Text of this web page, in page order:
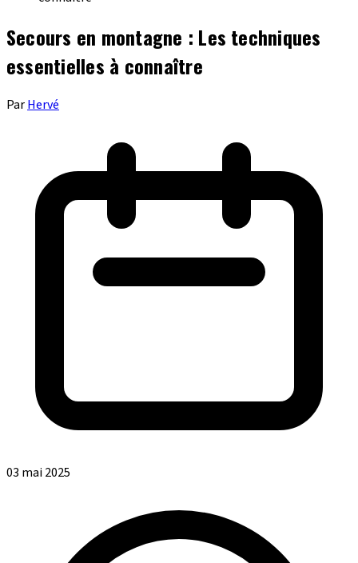
Secours en montagne : Les techniques
essentielles à connaître
ParHervé
03 mai 2025